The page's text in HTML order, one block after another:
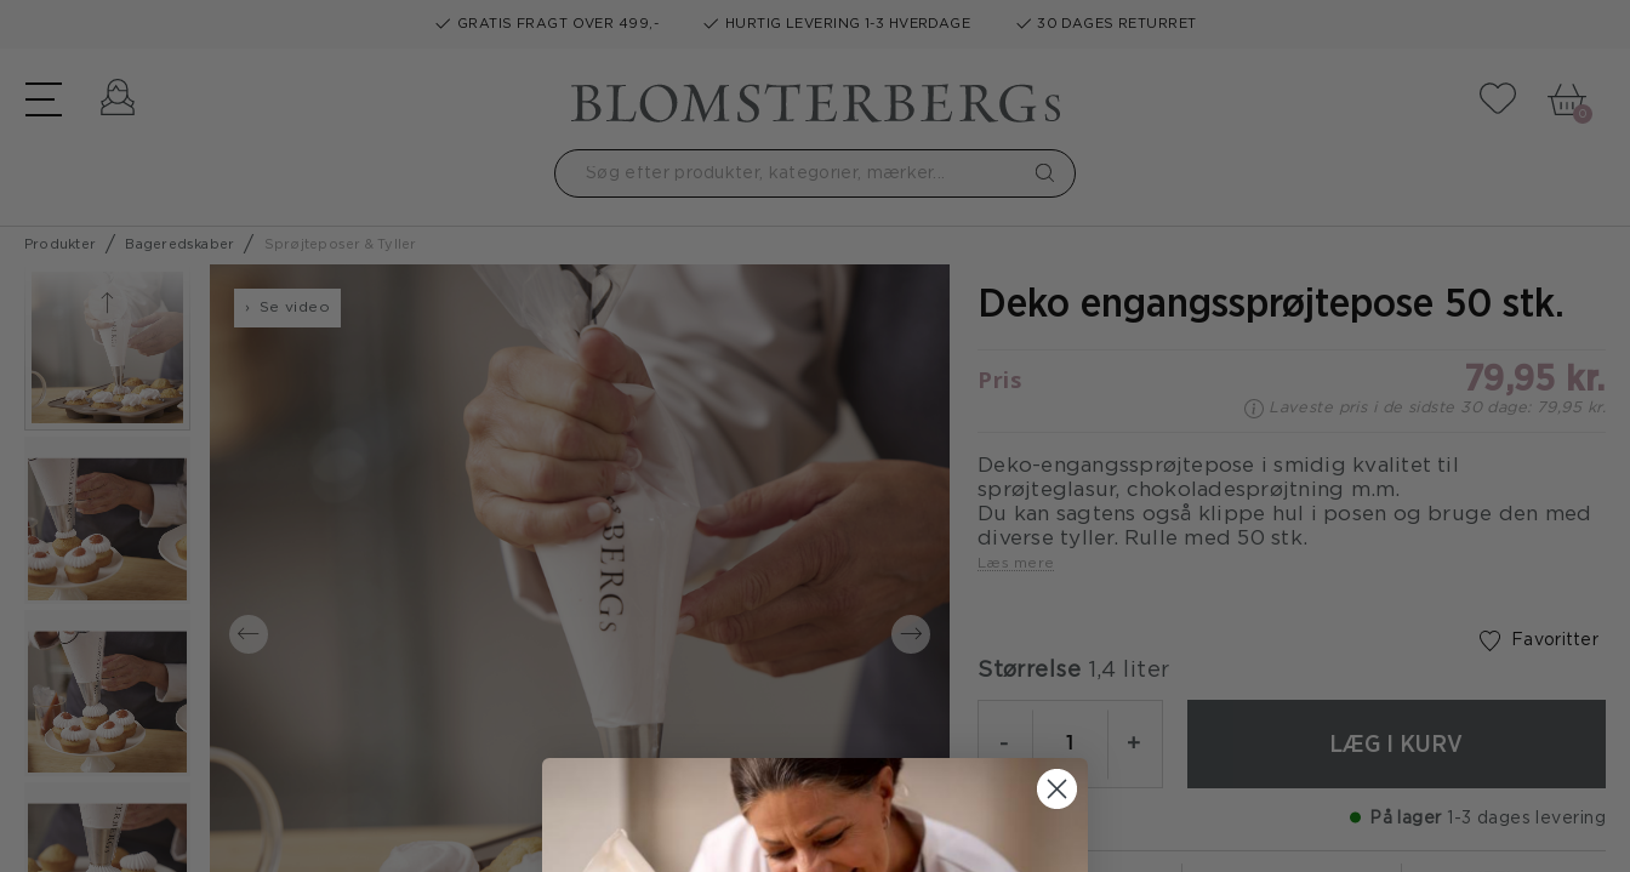
GRATIS FRAGT OVER 499,- HURTIG LEVERING 1-3 HVERDAGE 30 DAGES RETURRET
Tilføj til
0
Produkter Bageredskaber Sprøjteposer & Tyller
Se video Deko engangssprøjtepose 50 stk.
Pris 79,95 kr.
Laveste pris i de sidste 30 dage: 79,95 kr.
Deko-engangssprøjtepose i smidig kvalitet til
sprøjteglasur, chokoladesprøjtning m.m.
Du kan sagtens også klippe hul i posen og bruge den med
diverse tyller. Rulle med 50 stk.
Læs mere
Favoritter
Størrelse 1,4 liter
- + LÆG I KURV
På lager 1-3 dages levering